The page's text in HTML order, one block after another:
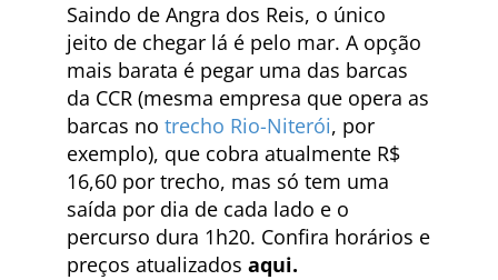
Saindo de Angra dos Reis, o único
jeito de chegar lá é pelo mar. A opção
mais barata é pegar uma das barcas
da CCR (mesma empresa que opera as
barcas no trecho Rio-Niterói, por
exemplo), que cobra atualmente R$
16,60 por trecho, mas só tem uma
saída por dia de cada lado e o
percurso dura 1h20. Confira horários e
preços atualizados aqui.